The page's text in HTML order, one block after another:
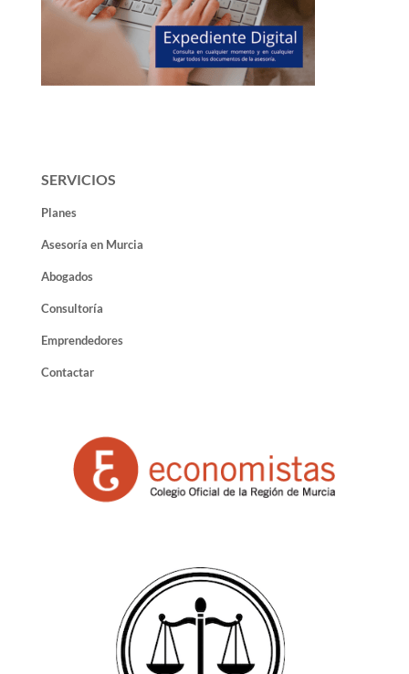
SERVICIOS
Planes
Asesoría en Murcia
Abogados
Consultoría
Emprendedores
Contactar